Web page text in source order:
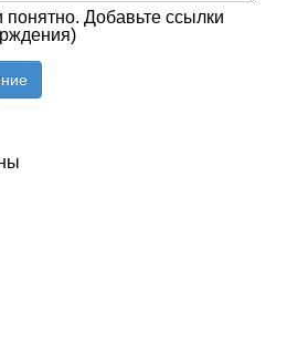
Добавьте ссылки